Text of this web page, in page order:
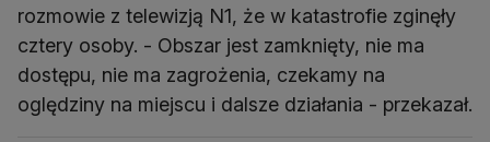
rozmowie z telewizją N1, że w katastrofie zginęły
cztery osoby. - Obszar jest zamknięty, nie ma
dostępu, nie ma zagrożenia, czekamy na
oględziny na miejscu i dalsze działania - przekazał.